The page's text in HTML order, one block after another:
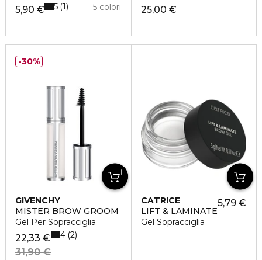
5,90 € 5 colori
5 1 25,00 €
GIVENCHY
MISTER BROW GROOM
Gel Per Sopracciglia
22,33 €
31,90 €
4 2
30%
CATRICE
LIFT & LAMINATE
Gel Sopracciglia
5,79 €